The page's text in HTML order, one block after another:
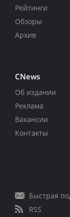
Рейтинги
Обзоры
Архив
CNews
Об издании
Реклама
Вакансии
Контакты
Быстрая
RSS